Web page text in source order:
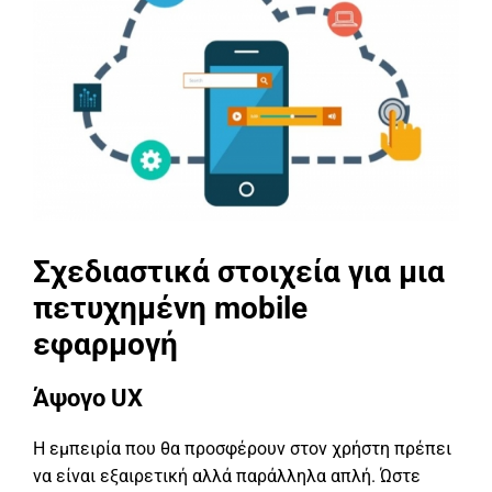
Σχεδιαστικά στοιχεία για μια
πετυχημένη mobile
εφαρμογή
Άψογο UX
Η εμπειρία που θα προσφέρουν στον χρήστη πρέπει
να είναι εξαιρετική αλλά παράλληλα απλή. Ώστε